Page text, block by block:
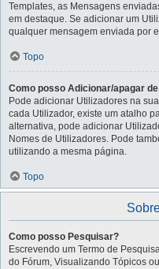
Templates, as Mensagens
em destaque. Se adicionar um
qualquer mensagem enviada por
Topo
Como posso Adicionar/apagar
Pode adicionar Utilizadores na
cada Utilizador, existe um atalho
alternativa, pode adicionar
Nomes de Utilizadores. Pode
utilizando a mesma página.
Topo
Como posso Pesquisar?
Escrevendo um Termo de
do Fórum, Visualizando Tópicos